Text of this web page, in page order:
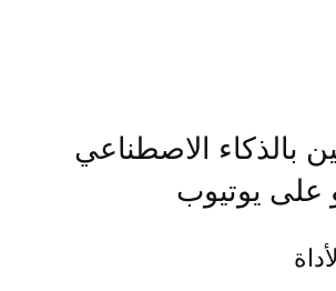
بالذكاء الاصطناعي
على يوتيوب